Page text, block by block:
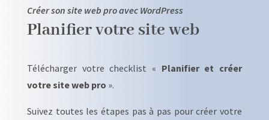
Créer son site web pro avec WordPress
Planifier votre site web
Télécharger votre checklist « Planifier et créer
votre site web pro ».
Suivez toutes les étapes pas à pas pour créer votre